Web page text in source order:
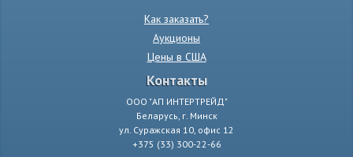
Как заказать?
Аукционы
Цены в США
Контакты
ООО "АП ИНТЕРТРЕЙД"
Беларусь, г. Минск
ул. Суражская 10, офис 12
+375 (33) 300-22-66